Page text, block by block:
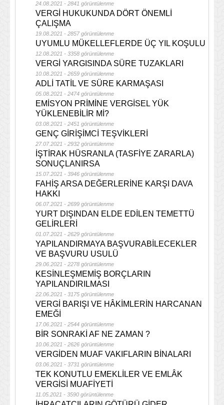
24.08.2021 - 2841 görüntülenme
VERGİ HUKUKUNDA DÖRT ÖNEMLİ
ÇALIŞMA
19.08.2021 - 2857 görüntülenme
UYUMLU MÜKELLEFLERDE ÜÇ YIL KOŞULU
12.08.2021 - 3358 görüntülenme
VERGİ YARGISINDA SÜRE TUZAKLARI
10.08.2021 - 2659 görüntülenme
ADLİ TATİL VE SÜRE KARMAŞASI
05.08.2021 - 2474 görüntülenme
EMİSYON PRİMİNE VERGİSEL YÜK
YÜKLENEBİLİR Mİ?
03.08.2021 - 2451 görüntülenme
GENÇ GİRİŞİMCİ TEŞVİKLERİ
27.07.2021 - 2932 görüntülenme
İŞTİRAK HÜSRANLA (TASFİYE ZARARLA)
SONUÇLANIRSA
15.07.2021 - 3946 görüntülenme
FAHİŞ ARSA DEĞERLERİNE KARŞI DAVA
HAKKI
06.07.2021 - 2699 görüntülenme
YURT DIŞINDAN ELDE EDİLEN TEMETTÜ
GELİRLERİ
01.07.2021 - 2629 görüntülenme
YAPILANDIRMAYA BAŞVURABİLECEKLER
VE BAŞVURU USULÜ
29.06.2021 - 2278 görüntülenme
KESİNLEŞMEMİŞ BORÇLARIN
YAPILANDIRILMASI
22.06.2021 - 3175 görüntülenme
VERGİ BARIŞI VE HÂKİMLERİN HARCANAN
EMEĞİ
17.06.2021 - 2544 görüntülenme
BİR SONRAKİ AF NE ZAMAN ?
10.06.2021 - 2626 görüntülenme
VERGİDEN MUAF VAKIFLARIN BİNALARI
03.06.2021 - 3731 görüntülenme
TEK KONUTLU EMEKLİLER VE EMLÂK
VERGİSİ MUAFİYETİ
11.05.2021 - 3590 görüntülenme